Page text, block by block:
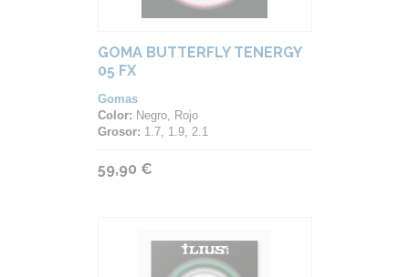
GOMA BUTTERFLY TENERGY
05 FX
Gomas
Color: Negro, Rojo
Grosor: 1.7, 1.9, 2.1
59,90 €